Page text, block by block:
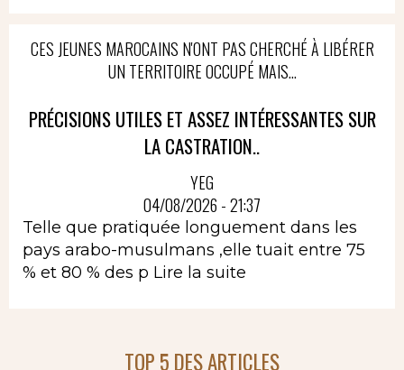
CES JEUNES MAROCAINS N'ONT PAS CHERCHÉ À LIBÉRER
UN TERRITOIRE OCCUPÉ MAIS...
PRÉCISIONS UTILES ET ASSEZ INTÉRESSANTES SUR
LA CASTRATION..
YEG
04/08/2026 - 21:37
Telle que pratiquée longuement dans les
pays arabo-musulmans ,elle tuait entre 75
% et 80 % des p Lire la suite
TOP 5 DES ARTICLES